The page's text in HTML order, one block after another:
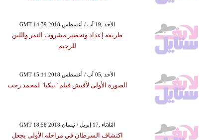
GMT 14:39 2018 الأحد ,19 آب / أغسطس
طريقة إعداد وتحضير مشروب التمر واللبن
للرجيم
GMT 15:11 2018 الأحد ,05 آب / أغسطس
الصورة الأولى لأفيش فيلم "بيكيا" لمحمد رجب
GMT 18:58 2018 الثلاثاء ,17 إبريل / نيسان
اكتشاف السرطان في مراحله الأولى يجعل